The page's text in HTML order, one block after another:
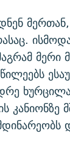
მერი
კანიონზე